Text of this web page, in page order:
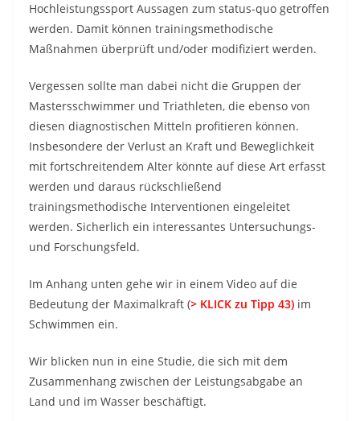
Hochleistungssport Aussagen zum status-quo getroffen
werden. Damit können trainingsmethodische
Maßnahmen überprüft und/oder modifiziert werden.
Vergessen sollte man dabei nicht die Gruppen der
Mastersschwimmer und Triathleten, die ebenso von
diesen diagnostischen Mitteln profitieren können.
Insbesondere der Verlust an Kraft und Beweglichkeit
mit fortschreitendem Alter könnte auf diese Art erfasst
werden und daraus rückschließend
trainingsmethodische Interventionen eingeleitet
werden. Sicherlich ein interessantes Untersuchungs-
und Forschungsfeld.
Im Anhang unten gehe wir in einem Video auf die
Bedeutung der Maximalkraft (> KLICK zu Tipp 43) im
Schwimmen ein.
Wir blicken nun in eine Studie, die sich mit dem
Zusammenhang zwischen der Leistungsabgabe an
Land und im Wasser beschäftigt.